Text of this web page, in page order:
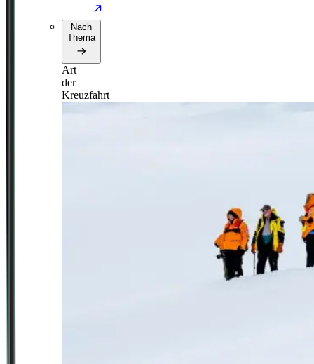
Nach
Thema
Art
der
Kreuzfahrt